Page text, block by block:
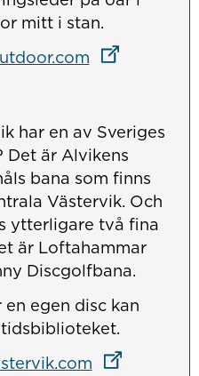
mitt i stan.
Länk till
Länk till
Länk till
har en av Sveriges
Det är Alvikens
bana som finns
Västervik. Och
ytterligare två fina
är Loftahammar
Discgolfbana.
egen disc kan
Länk till
Länk till
Länk till